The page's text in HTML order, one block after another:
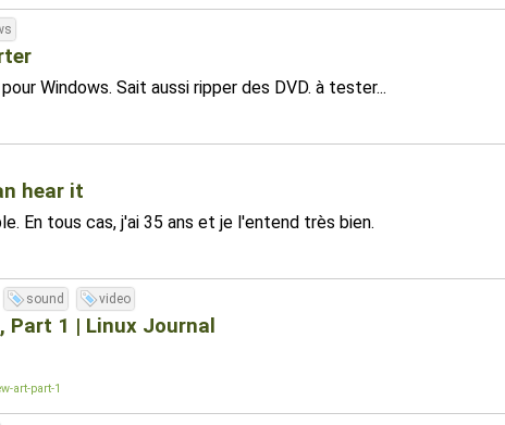
Windows. Sait aussi ripper des DVD. à tester...
hear it
En tous cas, j'ai 35 ans et je l'entend très bien.
sound video
Part 1 | Linux Journal
art-part-1